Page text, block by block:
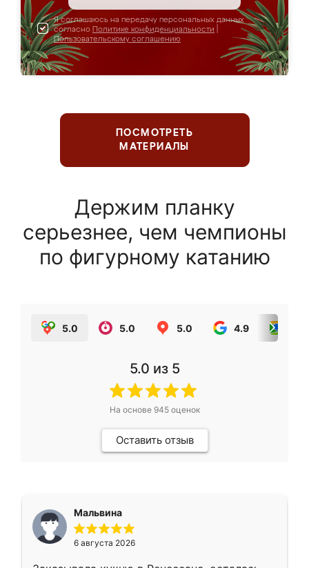
Я соглашаюсь на передачу персональных данных
согласно Политике конфиденциальности
Пользовательскому соглашению
ПОСМОТРЕТЬ
МАТЕРИАЛЫ
Держим планку
серьезнее, чем чемпионы
по фигурному катанию
5.0 5.0 5.0 4.9
5.0 из 5
На основе 945оценок
Оставить отзыв
Мальвина
6 августа 2026